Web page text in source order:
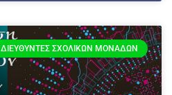
ΔΙΕΥΘΥΝΤΈΣ ΣΧΟΛΙΚΏΝ ΜΟΝΆΔΩΝ